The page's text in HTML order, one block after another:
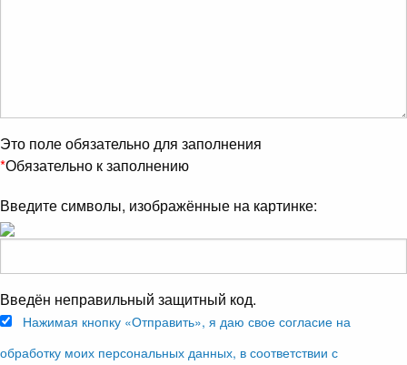
Это поле обязательно для заполнения
*Обязательно к заполнению
Введите символы, изображённые на картинке:
Введён неправильный защитный код.
Нажимая кнопку «Отправить», я даю свое согласие на
обработку моих персональных данных, в соответствии с